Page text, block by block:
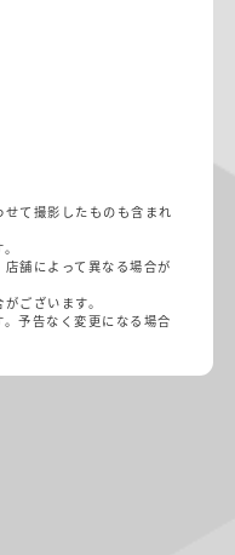
て撮影したものも含まれ
舗によって異なる場合が
ございます。
予告なく変更になる場合